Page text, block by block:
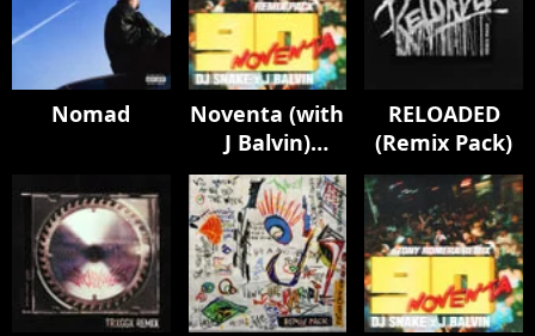
Nomad
Noventa (with
J Balvin)
[Remix Pack]
RELOADED
(Remix Pack)